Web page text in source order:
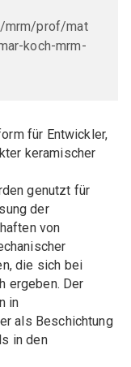
mrm/prof/mat
koch-mrm-
für Entwickler,
keramischer
genutzt für
der
von
die sich bei
ergeben. Der
in
als Beschichtung
in den